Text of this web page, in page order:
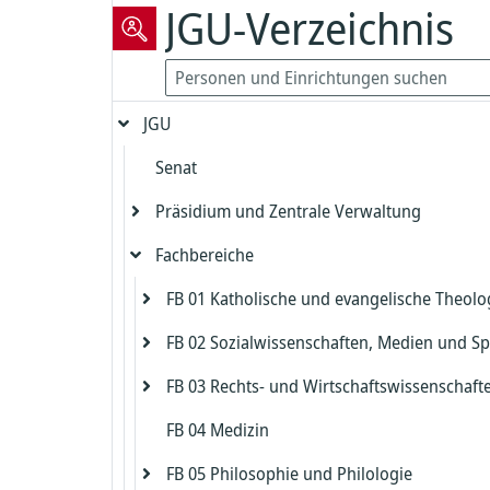
JGU-Verzeichnis
JGU
Senat
Präsidium und Zentrale Verwaltung
Präsident
Präsidialbereich
Gleichstellung und Diversität
Biologische Sicherheit und
Beauftragter für die Biologische
Strahlenschutz
Vizepräsident für Forschung und
Fachbereiche
FB 01 Katholische und evangelische
Evangelische Theologie
Dekanat Evangelische Theologie
Studienbüro und Prüfungsamt
Katholische Theologie
Dekanat Katholische Theologie
Abteilung Sprachen
Studienbüro und Prüfungsamt
FB 02 Sozialwissenschaften, Medien und
Dekanat FB 02
Zentrales Prüfungsamt FB 02
Institut für Erziehungswissenschaft
FB 03 Rechts- und
Dekanat FB 03
Studienbüro FB 03
FB 04 Medizin
FB 05 Philosophie und Philologie